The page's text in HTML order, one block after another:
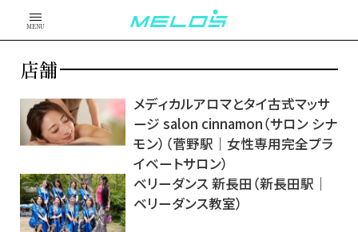
MENU
店舗
メディカルアロマとタイ古式マッサ
ージ salon cinnamon（サロン シナ
モン）（菅野駅｜女性専用完全プラ
イベートサロン）
ベリーダンス 新長田（新長田駅｜
ベリーダンス教室）